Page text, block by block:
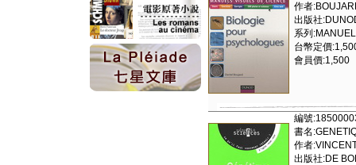
作者
出版社
系列
台幣定價
會員價:1,500
編號
書名
作者
出版社:DE